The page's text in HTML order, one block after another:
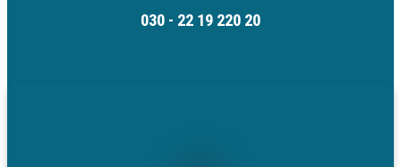
030 - 22 19 220 20